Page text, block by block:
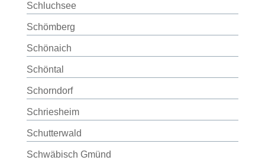
Schluchsee
Schömberg
Schönaich
Schöntal
Schorndorf
Schriesheim
Schutterwald
Schwäbisch Gmünd